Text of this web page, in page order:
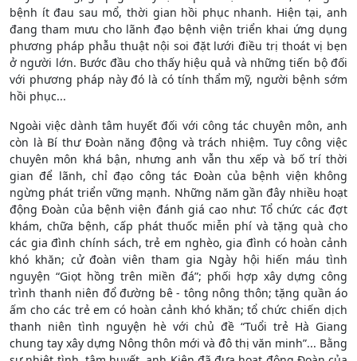
bệnh ít đau sau mổ, thời gian hồi phục nhanh. Hiện tại, anh
đang tham mưu cho lãnh đạo bệnh viện triển khai ứng dụng
phương pháp phẫu thuật nội soi đặt lưới điều trị thoát vị bẹn
ở người lớn. Bước đầu cho thấy hiệu quả và những tiến bộ đối
với phương pháp này đó là có tính thẩm mỹ, người bệnh sớm
hồi phục...
Ngoài việc dành tâm huyết đối với công tác chuyên môn, anh
còn là Bí thư Đoàn năng động và trách nhiệm. Tuy công việc
chuyên môn khá bận, nhưng anh vẫn thu xếp và bố trí thời
gian để lãnh, chỉ đạo công tác Đoàn của bệnh viện không
ngừng phát triển vững mạnh. Những năm gần đây nhiều hoạt
động Đoàn của bệnh viện đánh giá cao như: Tổ chức các đợt
khám, chữa bệnh, cấp phát thuốc miễn phí và tặng quà cho
các gia đình chính sách, trẻ em nghèo, gia đình có hoàn cảnh
khó khăn; cử đoàn viên tham gia Ngày hội hiến máu tình
nguyện “Giọt hồng trên miền đá”; phối hợp xây dựng công
trình thanh niên đổ đường bê - tông nông thôn; tặng quần áo
ấm cho các trẻ em có hoàn cảnh khó khăn; tổ chức chiến dịch
thanh niên tình nguyện hè với chủ đề “Tuổi trẻ Hà Giang
chung tay xây dựng Nông thôn mới và đô thị văn minh”... Bằng